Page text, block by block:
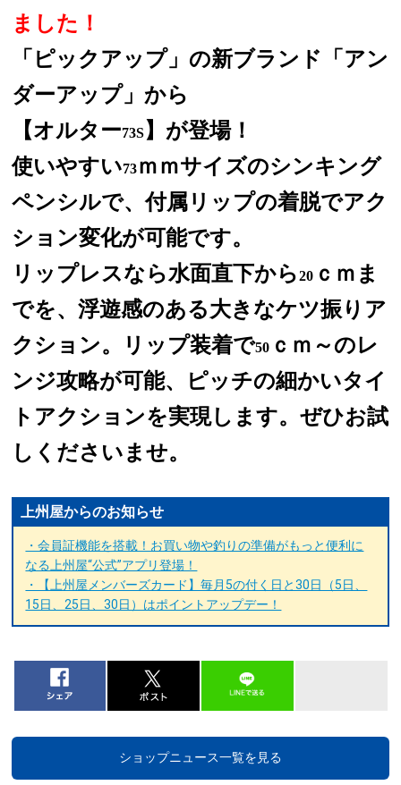
ました！
「ピックアップ」の新ブランド「アン
ダーアップ」から
【オルター73S 】が登場！
使いやすい73ｍｍサイズのシンキング
ペンシルで、付属リップの着脱でアク
ション変化が可能です。
リップレスなら水面直下から20 ｃｍま
でを、浮遊感のある大きなケツ振りア
クション。リップ装着で50 ｃｍ～のレ
ンジ攻略が可能、ピッチの細かいタイ
トアクションを実現します。ぜひお試
しくださいませ。
上州屋からのお知らせ
・会員証機能を搭載！お買い物や釣りの準備がもっと便利に
なる上州屋“公式”アプリ登場！
・【上州屋メンバーズカード】毎月5の付く日と30日（5日、
15日、25日、30日）はポイントアップデー！
ショップニュース一覧を見る